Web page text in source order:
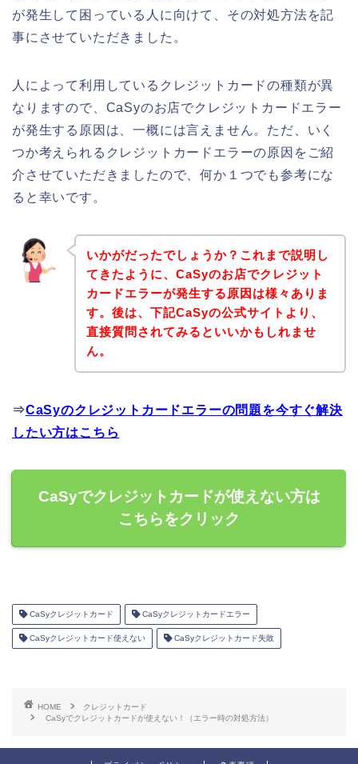
が発生して困っている人に向けて、その対処方法を記
事にさせていただきました。
人によって利用しているクレジットカードの種類が異
なりますので、CaSyのお店でクレジットカードエラー
が発生する原因は、一概には言えません。ただ、いく
つか考えられるクレジットカードエラーの原因をご紹
介させていただきましたので、何か１つでも参考にな
ると幸いです。
いかがだったでしょうか？これまで説明し
てきたように、CaSyのお店でクレジット
カードエラーが発生する原因は様々ありま
す。後は、下記CaSyの公式サイトより、
直接質問されてみるといいかもしれませ
ん。
⇒CaSyのクレジットカードエラーの問題を今すぐ解決
したい方はこちら
CaSyでクレジットカードが使えない方は
こちらをクリック
CaSyクレジットカード CaSyクレジットカードエラー
CaSyクレジットカード使えない CaSyクレジットカード失敗
HOME
クレジットカード
CaSyでクレジットカードが使えない！（エラー時の対処方法）